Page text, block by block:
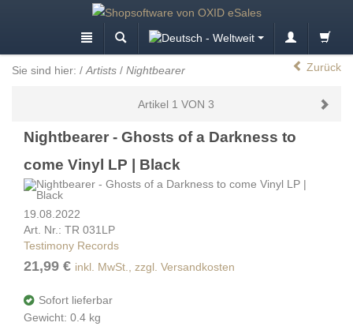
Sie sind hier: / Artists / Nightbearer Zurück
Artikel 1 VON 3
Nightbearer - Ghosts of a Darkness to
come Vinyl LP | Black
19.08.2022
Art. Nr.: TR 031LP
Testimony Records
21,99 € inkl. MwSt., zzgl. Versandkosten
Sofort lieferbar
Gewicht: 0.4 kg